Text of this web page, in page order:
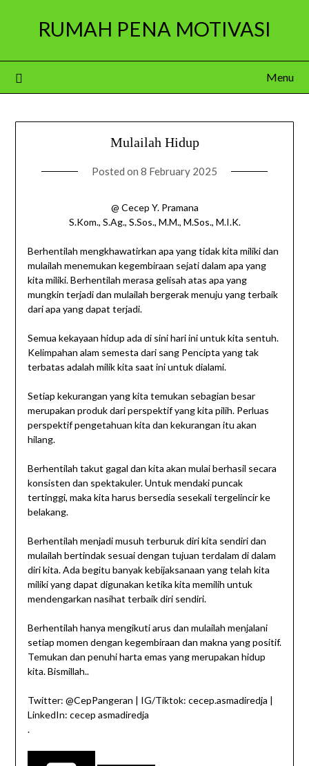
RUMAH PENA MOTIVASI
Menu
Mulailah Hidup
Posted on 8 February 2025
@ Cecep Y. Pramana
S.Kom., S.Ag., S.Sos., M.M., M.Sos., M.I.K.
Berhentilah mengkhawatirkan apa yang tidak kita miliki dan
mulailah menemukan kegembiraan sejati dalam apa yang
kita miliki. Berhentilah merasa gelisah atas apa yang
mungkin terjadi dan mulailah bergerak menuju yang terbaik
dari apa yang dapat terjadi.
Semua kekayaan hidup ada di sini hari ini untuk kita sentuh.
Kelimpahan alam semesta dari sang Pencipta yang tak
terbatas adalah milik kita saat ini untuk dialami.
Setiap kekurangan yang kita temukan sebagian besar
merupakan produk dari perspektif yang kita pilih. Perluas
perspektif pengetahuan kita dan kekurangan itu akan
hilang.
Berhentilah takut gagal dan kita akan mulai berhasil secara
konsisten dan spektakuler. Untuk mendaki puncak
tertinggi, maka kita harus bersedia sesekali tergelincir ke
belakang.
Berhentilah menjadi musuh terburuk diri kita sendiri dan
mulailah bertindak sesuai dengan tujuan terdalam di dalam
diri kita. Ada begitu banyak kebijaksanaan yang telah kita
miliki yang dapat digunakan ketika kita memilih untuk
mendengarkan nasihat terbaik diri sendiri.
Berhentilah hanya mengikuti arus dan mulailah menjalani
setiap momen dengan kegembiraan dan makna yang positif.
Temukan dan penuhi harta emas yang merupakan hidup
kita. Bismillah..
Twitter: @CepPangeran | IG/Tiktok: cecep.asmadiredja |
LinkedIn: cecep asmadiredja
.